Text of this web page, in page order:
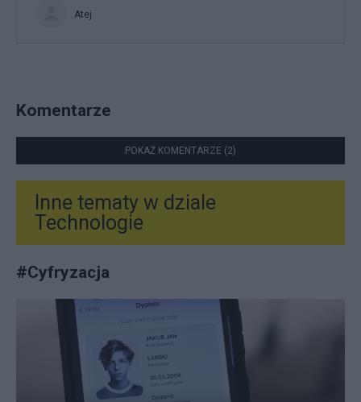
Atej
Komentarze
POKAŻ KOMENTARZE (2)
Inne tematy w dziale
Technologie
#Cyfryzacja